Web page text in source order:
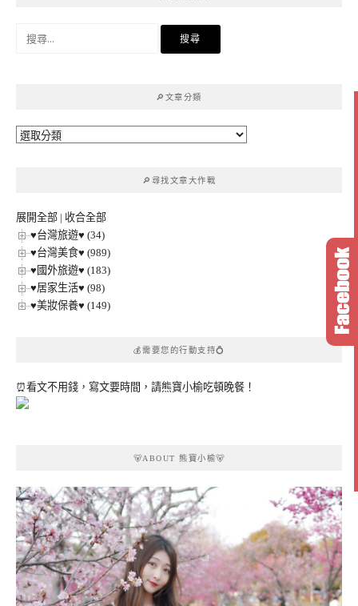
🔎文章分類
🔎
🔎尋找文章大作戰
展開全部 | 收合全部
♥台灣旅遊♥ (34)
♥台灣美食♥ (989)
♥國外旅遊♥ (183)
♥居家生活♥ (98)
♥美妝保養♥ (149)
💰需要您的行動支持💍
⏰看文不用錢，寫文要時間，請熊寶小榆吃頓晚餐！
🐻ABOUT 熊寶小榆🐻